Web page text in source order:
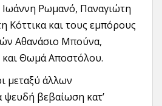
Ρωμανό, Παναγιώτη
Κόττικα και τους εμπόρους
Αθανάσιο Μπούνα,
Θωμά Αποστόλου.
μεταξύ άλλων
ψευδή βεβαίωση κατ’